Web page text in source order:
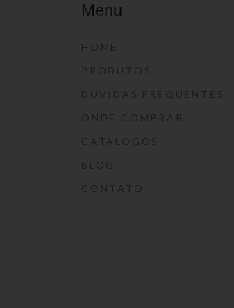
Menu
HOME
PRODUTOS
DÚVIDAS FREQUENTES
ONDE COMPRAR
CATÁLOGOS
BLOG
CONTATO